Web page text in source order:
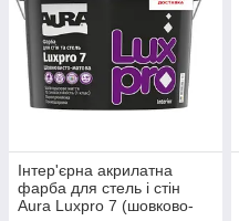
Інтер'єрна акрилатна
фарба для стель і стін
Aura Luxpro 7 (шовково-